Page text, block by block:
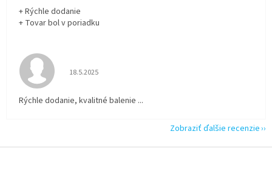
+ Rýchle dodanie
+ Tovar bol v poriadku
Hodnotenie obchodu je 5 z 5 hviezdičiek.
18.5.2025
Rýchle dodanie, kvalitné balenie ...
Zobraziť ďalšie recenzie